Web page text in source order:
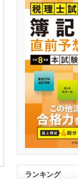
ランキング